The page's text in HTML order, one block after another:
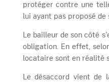
protéger contre une
lui ayant pas proposé de
Le bailleur de son côté
obligation. En effet,
locataire sont en réalité
Le désaccord vient de